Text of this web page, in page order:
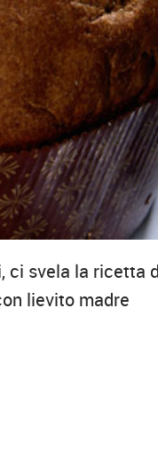
ci svela la ricetta
lievito madre